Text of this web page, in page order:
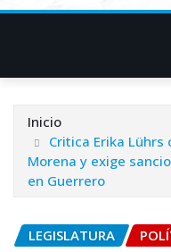
Inicio
Critica Erika
Morena y exige
en Guerrero
LEGISLATURA